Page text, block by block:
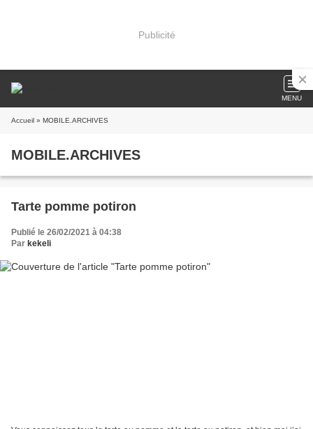
Publicité
MENU
Accueil » MOBILE.ARCHIVES
MOBILE.ARCHIVES
Tarte pomme potiron
Publié le 26/02/2021 à 04:38
Par kekeli